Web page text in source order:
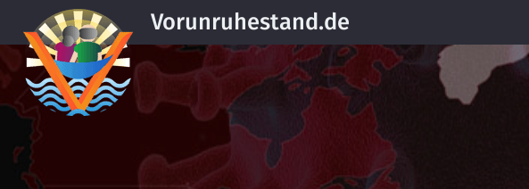
Vorunruhestand.de